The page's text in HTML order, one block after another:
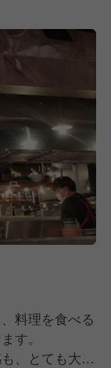
料理を食べる
す。
、とても大切